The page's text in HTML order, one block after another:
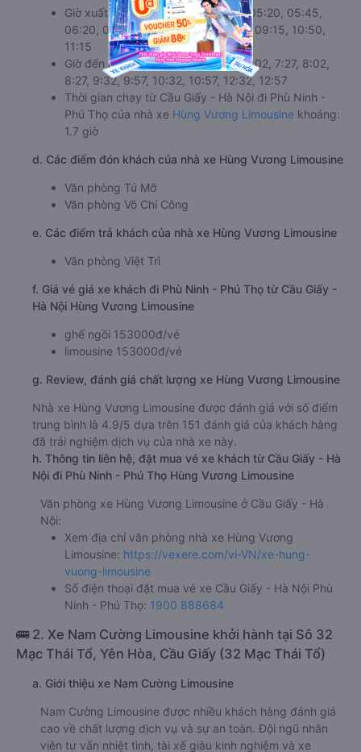
c. Lộ trình, giờ khởi hành và giờ kết thúc của xe khách
Hùng Vương Limousine
Giờ xuất phát ở Cầu Giấy - Hà Nội: 05:20, 05:45,
06:20, 06:45, 07:50, 08:15, 08:50, 09:15, 10:50,
11:15
Giờ đến nơi ở Phù Ninh - Phú Thọ: 7:02, 7:27, 8:02,
8:27, 9:32, 9:57, 10:32, 10:57, 12:32, 12:57
Thời gian chạy từ Cầu Giấy - Hà Nội đi Phù Ninh -
1.7 giờ
Văn phòng Võ Chí Công
e. Các điểm trả khách của nhà xe Hùng Vương Limousine
f. Giá vé giá xe khách đi Phù Ninh - Phú Thọ từ Cầu Giấy -
limousine 153000đ/vé
g. Review, đánh giá chất lượng xe Hùng Vương Limousine
Nhà xe Hùng Vương Limousine được đánh giá với số điểm
trung bình là 4.9/5 dựa trên 151 đánh giá của khách hàng
đã trải nghiệm dịch vụ của nhà xe này.
h. Thông tin liên hệ, đặt mua vé xe khách từ Cầu Giấy - Hà
Nội đi Phù Ninh - Phú Thọ Hùng Vương Limousine
Văn phòng xe Hùng Vương Limousine ở Cầu Giấy - Hà
Xem địa chỉ văn phòng nhà xe Hùng Vương
Limousine: https://vexere.com/vi-VN/xe-hung-
vuong-limousine
Số điện thoại đặt mua vé xe Cầu Giấy - Hà Nội Phù
Ninh - Phú Thọ:1900 888684
🚌 2. Xe Nam Cường Limousine khởi hành tại Sô 32
Mạc Thái Tổ, Yên Hòa, Cầu Giấy (32 Mạc Thái Tổ)
a. Giới thiệu xe Nam Cường Limousine